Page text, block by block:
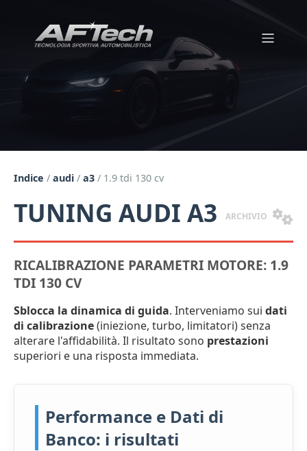
Indice / audi / a3 / 1.9 tdi 130 cv
TUNING AUDI A3 ARCHIVIO
RICALIBRAZIONE PARAMETRI MOTORE: 1.9
TDI 130 CV
Sblocca la dinamica di guida. Interveniamo sui dati
di calibrazione(iniezione, turbo, limitatori) senza
alterare l'affidabilità. Il risultato sono prestazioni
superiori e una risposta immediata.
Performance e Dati di
Banco: i risultati